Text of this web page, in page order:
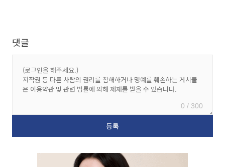
댓글
0 / 300